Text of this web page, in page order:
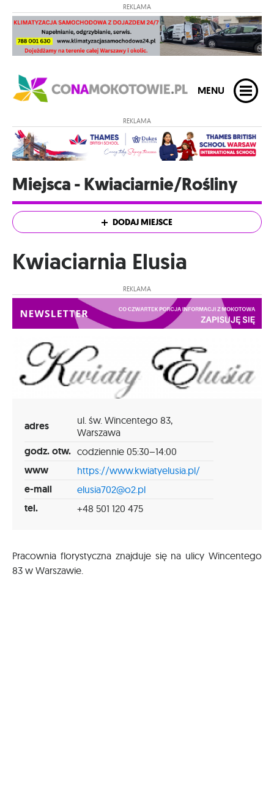
REKLAMA
MENU
REKLAMA
Miejsca - Kwiaciarnie/Rośliny
DODAJ MIEJSCE
Kwiaciarnia Elusia
REKLAMA
adres
ul. św. Wincentego 83,
Warszawa
godz. otw. codziennie 05:30–14:00
www https://www.kwiatyelusia.pl/
e-mail elusia702@o2.pl
tel. +48 501 120 475
Pracownia florystyczna znajduje się na ulicy Wincentego
83 w Warszawie.